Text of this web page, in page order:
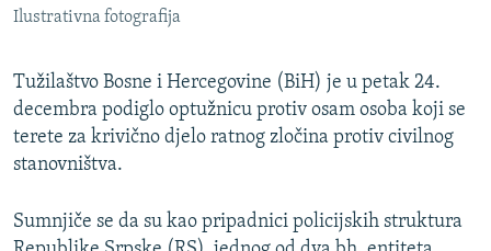
POPLAVE I KLIZIŠTA U BIH 2024.
TV LIBERTY
POST SCRIPTUM
SVE KARTE DEJTONA
Sve RFE/RL stranice
Ilustrativna fotografija
Tužilaštvo Bosne i Hercegovine (BiH) je u petak 24.
decembra podiglo optužnicu protiv osam osoba koji se
terete za krivično djelo ratnog zločina protiv civilnog
stanovništva.
Sumnjiče se da su kao pripadnici policijskih struktura